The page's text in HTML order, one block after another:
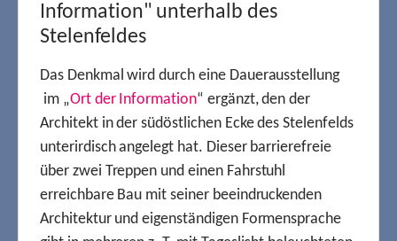
Information" unterhalb des
Stelenfeldes
Das Denkmal wird durch eine Dauerausstellung
im „Ort der Information“ ergänzt, den der
Architekt in der südöstlichen Ecke des Stelenfelds
unterirdisch angelegt hat. Dieser barrierefreie
über zwei Treppen und einen Fahrstuhl
erreichbare Bau mit seiner beeindruckenden
Architektur und eigenständigen Formensprache